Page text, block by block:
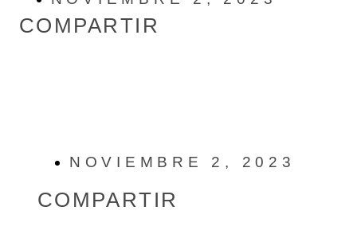
COMPARTIR
NOVIEMBRE 2, 2023
COMPARTIR